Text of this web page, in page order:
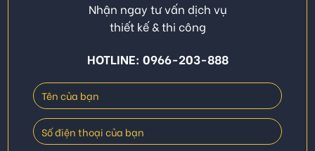
Nhận ngay tư vấn dịch vụ
thiết kế & thi công
HOTLINE: 0966-203-888